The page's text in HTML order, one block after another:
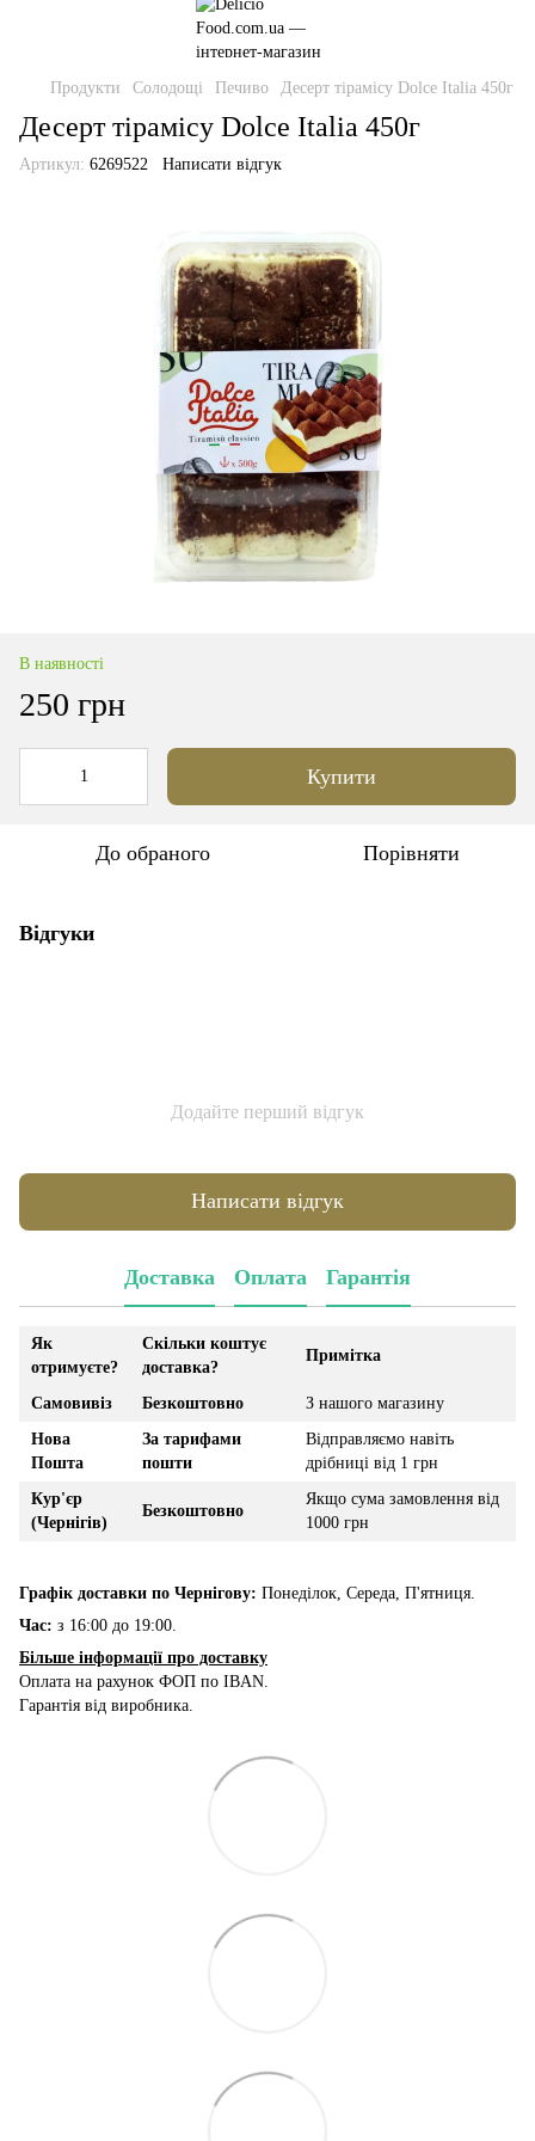
Продукти Солодощі Печиво Десерт тірамісу Dolce Italia 450г
Десерт тірамісу Dolce Italia 450г
Артикул: 6269522 Написати відгук
В наявності
250 грн
Купити
До обраного Порівняти
Відгуки
Додайте перший відгук
Написати відгук
Доставка Оплата Гарантія
Як
отримуєте?
Скільки коштує
доставка?
Примітка
Самовивіз Безкоштовно
З нашого магазину
Нова
Пошта
За тарифами
пошти
Відправляємо навіть
дрібниці від 1 грн
Кур'єр
(Чернігів)
Безкоштовно
Якщо сума замовлення від
1000 грн
Графік доставки по Чернігову: Понеділок, Середа, П'ятниця.
Час: з 16:00 до 19:00.
Більше інформації про доставку
Оплата на рахунок ФОП по IBAN.
Гарантія від виробника.